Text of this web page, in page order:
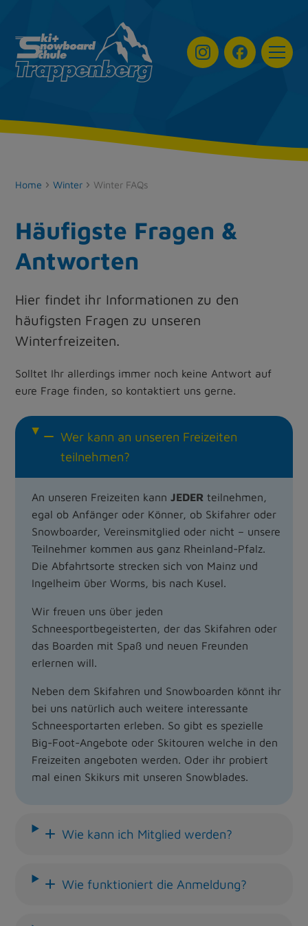
Home Winter Winter FAQs
Häufigste Fragen &
Antworten
Hier findet ihr Informationen zu den
häufigsten Fragen zu unseren
Winterfreizeiten.
Solltet Ihr allerdings immer noch keine Antwort auf
eure Frage finden, so kontaktiert uns gerne.
Wer kann an unseren Freizeiten
teilnehmen?
An unseren Freizeiten kannJEDER teilnehmen,
egal ob Anfänger oder Könner, ob Skifahrer oder
Snowboarder, Vereinsmitglied oder nicht – unsere
Teilnehmer kommen aus ganz Rheinland-Pfalz.
Die Abfahrtsorte strecken sich von Mainz und
Ingelheim über Worms, bis nach Kusel.
Wir freuen uns über jeden
Schneesportbegeisterten, der das Skifahren oder
das Boarden mit Spaß und neuen Freunden
erlernen will.
Neben dem Skifahren und Snowboarden könnt ihr
bei uns natürlich auch weitere interessante
Schneesportarten erleben. So gibt es spezielle
Big-Foot-Angebote oder Skitouren welche in den
Freizeiten angeboten werden. Oder ihr probiert
mal einen Skikurs mit unseren Snowblades.
Wie kann ich Mitglied werden?
Wie funktioniert die Anmeldung?